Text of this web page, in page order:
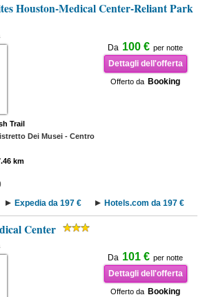
Houston-Medical Center-Reliant Park
Da 100 € per notte
Dettagli dell'offerta
Offerto da Booking
Trail
Dei Musei - Centro
km
Expedia da 197 € Hotels.com da 197 €
Center
Da 101 € per notte
Dettagli dell'offerta
Offerto da Booking